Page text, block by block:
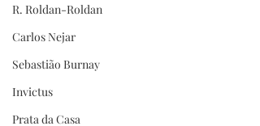
R. Roldan-Roldan
Carlos Nejar
Sebastião Burnay
Invictus
Prata da Casa